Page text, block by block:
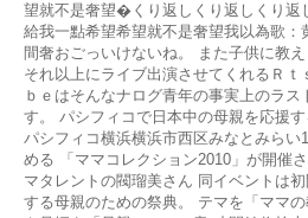
望就不是奢望�くり返しくり返しくり返
給我一點希望希望就不是奢望我以為歌：
間奢おごっいけないね。 また子供に教
それ以上にライブ出演させてくれるＲｔ
ｂｅはそんなナログ青年の事実上のラ
す。 パシフィコで日本中の母親を応援す
パシフィコ横浜横浜市西区みなとみらい
める 「ママコレクション2010」が開催
マタレントの閥瑠美さん 同イベントは
する母親のための祭典。 テマを「ママ